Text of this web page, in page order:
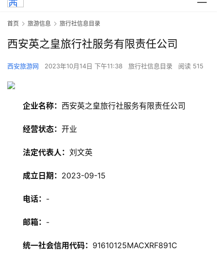
首页 旅游信息 旅行社信息目录
西安英之皇旅行社服务有限责任公司
西安旅游网 2023年10月14日 下午11:38 旅行社信息目录 阅读 515
企业名称： 西安英之皇旅行社服务有限责任公司
经营状态： 开业
法定代表人： 刘文英
成立日期： 2023-09-15
电话： -
邮箱： -
统一社会信用代码： 91610125MACXRF891C